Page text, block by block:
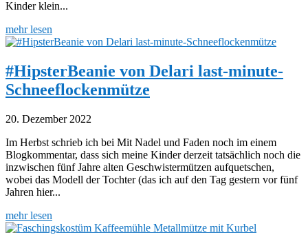
Kinder klein...
mehr lesen
#HipsterBeanie von Delari last-minute-
Schneeflockenmütze
20. Dezember 2022
Im Herbst schrieb ich bei Mit Nadel und Faden noch im einem
Blogkommentar, dass sich meine Kinder derzeit tatsächlich noch die
inzwischen fünf Jahre alten Geschwistermützen aufquetschen,
wobei das Modell der Tochter (das ich auf den Tag gestern vor fünf
Jahren hier...
mehr lesen